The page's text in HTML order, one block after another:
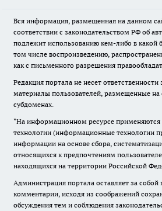
Вся информация, размещенная на данном
соответствии с законодательством РФ об
подлежит использованию кем-либо в
том числе воспроизведению,
как с письменного разрешения
Редакция портала не несет
материалы пользователей, размещенные на
субдоменах.
"На информационном ресурсе применяются
технологии (информационные технологии
информации на основе сбора,
относящихся к предпочтениям
находящихся на территории Российской
Администрация портала оставляет за
комментарии, исходя из соображений
обсуждения тем и соблюдения